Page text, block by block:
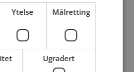
Ytelse Målretting
Ugradert